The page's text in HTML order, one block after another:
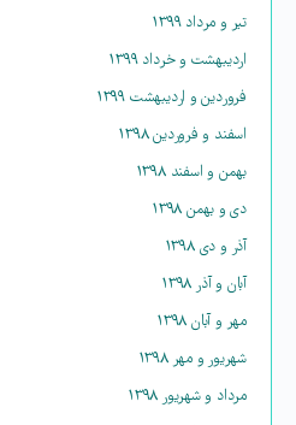
تیر و مرداد ۱۳۹۹
اردیبهشت و خرداد ۱۳۹۹
فروردین و اردیبهشت ۱۳۹۹
اسفند و فروردین ۱۳۹۸
بهمن و اسفند ۱۳۹۸
دی و بهمن ۱۳۹۸
آذر و دی ۱۳۹۸
آبان و آذر ۱۳۹۸
مهر و آبان ۱۳۹۸
شهریور و مهر ۱۳۹۸
مرداد و شهریور ۱۳۹۸